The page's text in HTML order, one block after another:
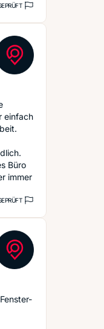
einfach
Büro
immer